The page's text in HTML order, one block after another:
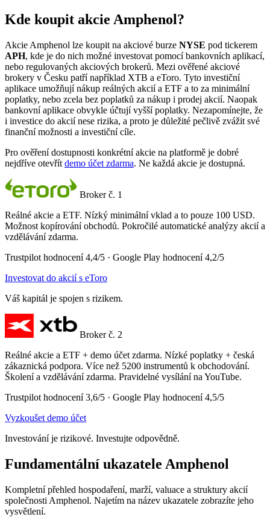
Kde koupit akcie Amphenol?
Akcie Amphenol lze koupit na akciové burze NYSE pod tickerem
APH, kde je do nich možné investovat pomocí bankovních aplikací,
nebo regulovaných akciových brokerů. Mezi ověřené akciové
brokery v Česku patří například XTB a eToro. Tyto investiční
aplikace umožňují nákup reálných akcií a ETF a to za minimální
poplatky, nebo zcela bez poplatků za nákup i prodej akcií. Naopak
bankovní aplikace obvykle účtují vyšší poplatky. Nezapomínejte, že
i investice do akcií nese rizika, a proto je důležité pečlivě zvážit své
finanční možnosti a investiční cíle.
Pro ověření dostupnosti konkrétní akcie na platformě je dobré
nejdříve otevřít demo účet zdarma. Ne každá akcie je dostupná.
Broker č. 1
Reálné akcie a ETF. Nízký minimální vklad a to pouze 100 USD.
Možnost kopírování obchodů. Pokročilé automatické analýzy akcií a
vzdělávání zdarma.
Trustpilot hodnocení 4,4/5 · Google Play hodnocení 4,2/5
Investovat do akcií s eToro
Váš kapitál je spojen s rizikem.
Broker č. 2
Reálné akcie a ETF + demo účet zdarma. Nízké poplatky + česká
zákaznická podpora. Více než 5200 instrumentů k obchodování.
Školení a vzdělávání zdarma. Pravidelné vysílání na YouTube.
Trustpilot hodnocení 3,6/5 · Google Play hodnocení 4,5/5
Vyzkoušet demo účet
Investování je rizikové. Investujte odpovědně.
Fundamentální ukazatele Amphenol
Kompletní přehled hospodaření, marží, valuace a struktury akcií
společnosti Amphenol. Najetím na název ukazatele zobrazíte jeho
vysvětlení.